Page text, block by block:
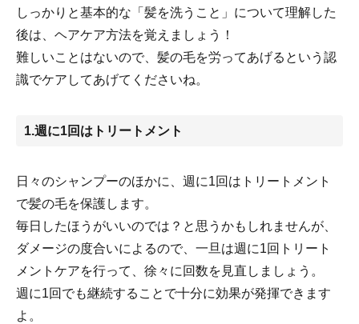
しっかりと基本的な「髪を洗うこと」について理解した
後は、ヘアケア方法を覚えましょう！
難しいことはないので、髪の毛を労ってあげるという認
識でケアしてあげてくださいね。
1.週に1回はトリートメント
日々のシャンプーのほかに、週に1回はトリートメント
で髪の毛を保護します。
毎日したほうがいいのでは？と思うかもしれませんが、
ダメージの度合いによるので、一旦は週に1回トリート
メントケアを行って、徐々に回数を見直しましょう。
週に1回でも継続することで十分に効果が発揮できます
よ。